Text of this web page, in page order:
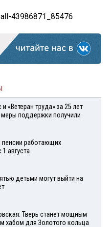
43986871_85476
«Ветеран труда» за 25 лет
поддержки получили
пенсии работающих
августа
детьми могут выйти на
Тверь станет мощным
хабом для Золотого кольца